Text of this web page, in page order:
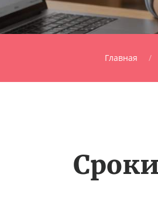
Главная